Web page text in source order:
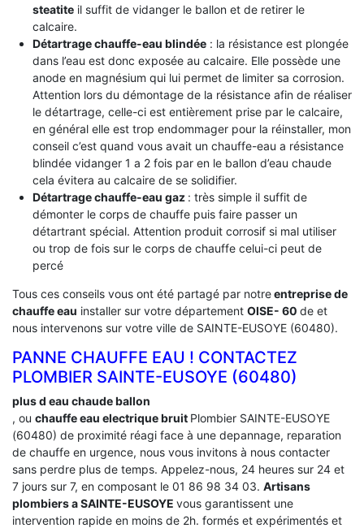
steatiteil suffit de vidanger le ballon et de retirer le
calcaire.
Détartrage chauffe-eau blindée: la résistance est plongée
dans l’eau est donc exposée au calcaire. Elle possède une
anode en magnésium qui lui permet de limiter sa corrosion.
Attention lors du démontage de la résistance afin de réaliser
le détartrage, celle-ci est entièrement prise par le calcaire,
en général elle est trop endommager pour la réinstaller, mon
conseil c’est quand vous avait un chauffe-eau a résistance
blindée vidanger 1 a 2 fois par en le ballon d’eau chaude
cela évitera au calcaire de se solidifier.
Détartrage chauffe-eau gaz : très simple il suffit de
démonter le corps de chauffe puis faire passer un
détartrant spécial. Attention produit corrosif si mal utiliser
ou trop de fois sur le corps de chauffe celui-ci peut de
percé
Tous ces conseils vous ont été partagé par notreentreprise de
chauffe eau installer sur votre département OISE- 60 de et
nous intervenons sur votre ville de SAINTE-EUSOYE (60480).
PANNE CHAUFFE EAU ! CONTACTEZ
PLOMBIER SAINTE-EUSOYE (60480)
plus d eau chaude ballon
, ou chauffe eau electrique bruit Plombier SAINTE-EUSOYE
(60480) de proximité réagi face à une depannage, reparation
de chauffe en urgence, nous vous invitons à nous contacter
sans perdre plus de temps. Appelez-nous, 24 heures sur 24 et
7 jours sur 7, en composant le 01 86 98 34 03. Artisans
plombiers a SAINTE-EUSOYE vous garantissent une
intervention rapide en moins de 2h. formés et expérimentés et